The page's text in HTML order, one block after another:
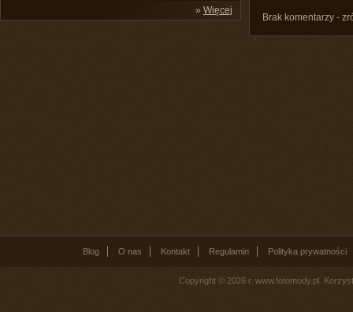
» Więcej
Brak komentarzy -
Blog O nas Kontakt Regulamin Polityka prywatności
Copyright © 2026 r. www.fotomody.pl.